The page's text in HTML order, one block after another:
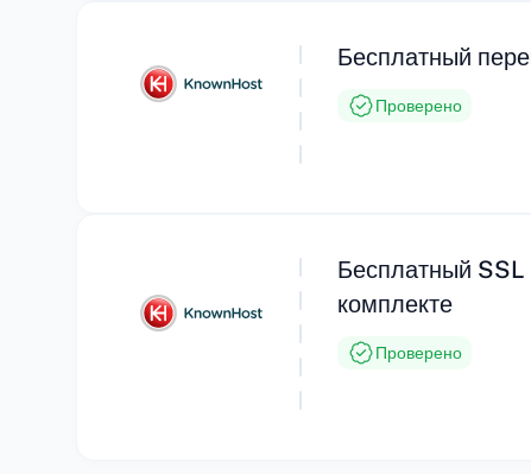
Бесплатный
Проверено
Бесплатный SSL
комплекте
Проверено